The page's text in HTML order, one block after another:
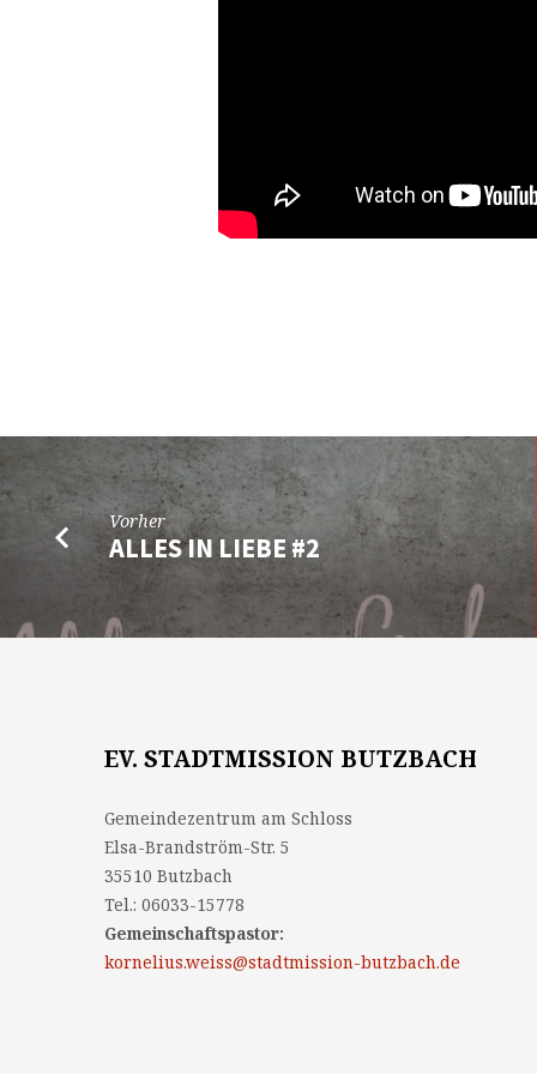
Vorher
ALLES IN LIEBE #2
EV. STADTMISSION BUTZBACH
Gemeindezentrum am Schloss
Elsa-Brandström-Str. 5
35510 Butzbach
Tel.: 06033-15778
Gemeinschaftspastor:
kornelius.weiss@stadtmission-butzbach.de